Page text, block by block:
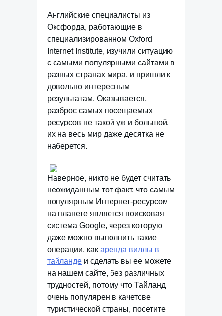
Английские специалисты из
Оксфорда, работающие в
специализированном Oxford
Internet Institute, изучили ситуацию
с самыми популярными сайтами в
разных странах мира, и пришли к
довольно интересным
результатам. Оказывается,
разброс самых посещаемых
ресурсов не такой уж и большой,
их на весь мир даже десятка не
наберется.
Наверное, никто не будет считать
неожиданным тот факт, что самым
популярным Интернет-ресурсом
на планете является поисковая
система Google, через которую
даже можно выполнить такие
операции, как аренда виллы в
тайланде и сделать вы ее можете
на нашем сайте, без различных
трудностей, потому что Тайланд
очень популярен в качетсве
туристической страны, посетите